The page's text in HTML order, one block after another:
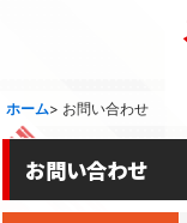
ホーム> お問い合わせ
お問い合わせ